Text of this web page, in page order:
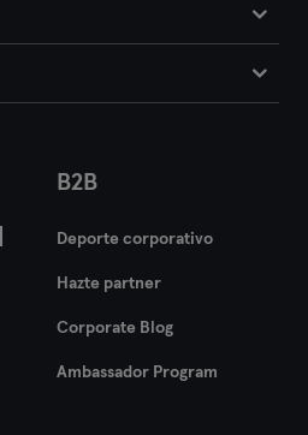
B2B
Deporte corporativo
Hazte partner
Corporate Blog
Ambassador Program